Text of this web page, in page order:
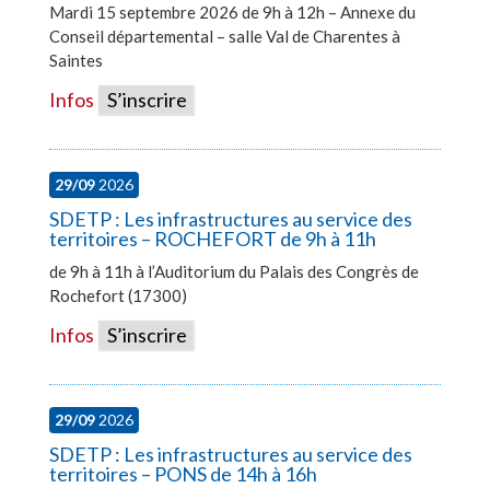
Mardi 15 septembre 2026 de 9h à 12h – Annexe du
Conseil départemental – salle Val de Charentes à
Saintes
Infos S’inscrire
29/092026
SDETP : Les infrastructures au service des
territoires – ROCHEFORT de 9h à 11h
de 9h à 11h à l’Auditorium du Palais des Congrès de
Rochefort (17300)
Infos S’inscrire
29/092026
SDETP : Les infrastructures au service des
territoires – PONS de 14h à 16h